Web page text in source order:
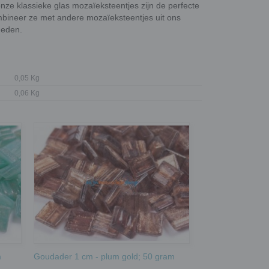
klassieke glas mozaïeksteentjes zijn de perfecte
ze met andere mozaïeksteentjes uit ons
0,05 Kg
0,06 Kg
Goudader 1 cm - plum gold; 50 gram